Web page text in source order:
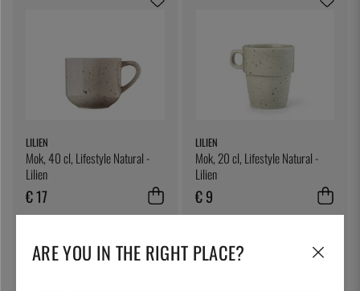
LILIEN
Mok, 40 cl, Lifestyle Natural -
Lilien
€ 17
LILIEN
Mok, 20 cl, Lifestyle Natural -
Lilien
€ 9
ARE YOU IN THE RIGHT PLACE?